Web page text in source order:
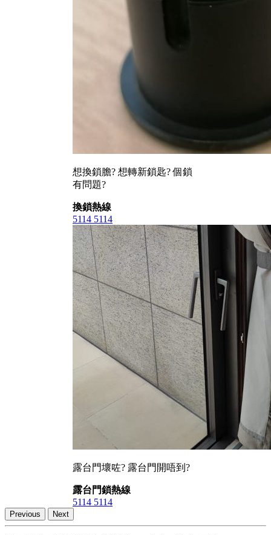
想換鎖膽? 想轉新鎖匙? 個鎖
有問題?
換鎖熱線
5114 5114
露台門壞咗? 露台門開唔到?
露台門鎖熱線
5114 5114
Previous Next